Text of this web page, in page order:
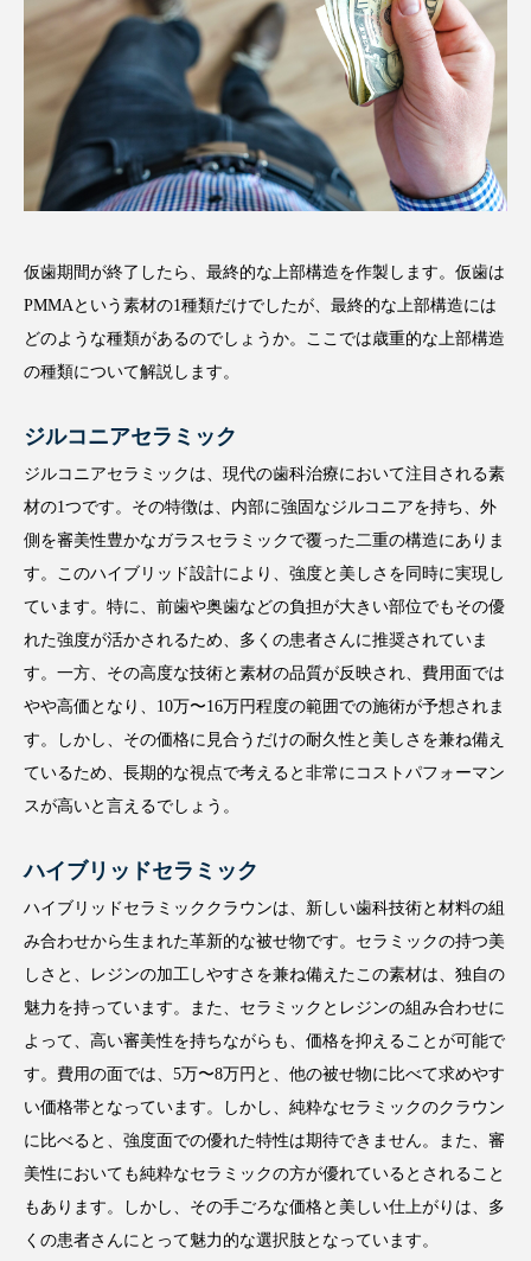
仮歯期間が終了したら、最終的な上部構造を作製します。仮歯は
PMMAという素材の1種類だけでしたが、最終的な上部構造には
どのような種類があるのでしょうか。ここでは歳重的な上部構造
の種類について解説します。
ジルコニアセラミック
ジルコニアセラミックは、現代の歯科治療において注目される素
材の1つです。その特徴は、内部に強固なジルコニアを持ち、外
側を審美性豊かなガラスセラミックで覆った二重の構造にありま
す。このハイブリッド設計により、強度と美しさを同時に実現し
ています。特に、前歯や奥歯などの負担が大きい部位でもその優
れた強度が活かされるため、多くの患者さんに推奨されていま
す。一方、その高度な技術と素材の品質が反映され、費用面では
やや高価となり、10万〜16万円程度の範囲での施術が予想されま
す。しかし、その価格に見合うだけの耐久性と美しさを兼ね備え
ているため、長期的な視点で考えると非常にコストパフォーマン
スが高いと言えるでしょう。
ハイブリッドセラミック
ハイブリッドセラミッククラウンは、新しい歯科技術と材料の組
み合わせから生まれた革新的な被せ物です。セラミックの持つ美
しさと、レジンの加工しやすさを兼ね備えたこの素材は、独自の
魅力を持っています。また、セラミックとレジンの組み合わせに
よって、高い審美性を持ちながらも、価格を抑えることが可能で
す。費用の面では、5万〜8万円と、他の被せ物に比べて求めやす
い価格帯となっています。しかし、純粋なセラミックのクラウン
に比べると、強度面での優れた特性は期待できません。また、審
美性においても純粋なセラミックの方が優れているとされること
もあります。しかし、その手ごろな価格と美しい仕上がりは、多
くの患者さんにとって魅力的な選択肢となっています。